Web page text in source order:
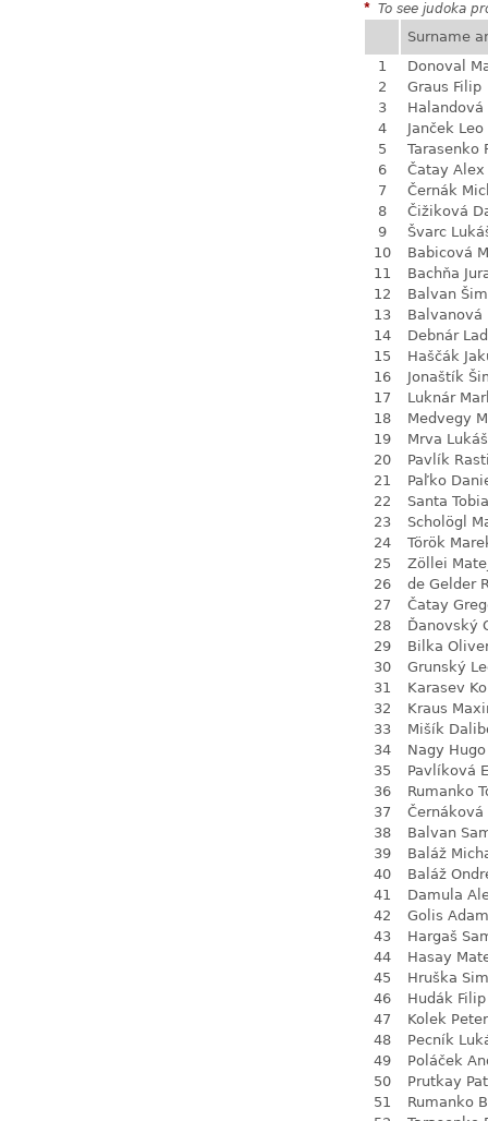
* To see judoka
Surname
1
Donoval
2
Graus Filip
3
Halandová
4
Janček Leo
5
Tarasenko
6
Čatay Alex
7
Černák
8
Čižiková
9
Švarc
10
Babicová
11
Bachňa
12
Balvan
13
Balvanová
14
Debnár
15
Haščák
16
Jonaštík
17
Luknár
18
Medvegy
19
Mrva Lukáš
20
Pavlík
21
Paľko
22
Santa
23
Scholögl
24
Török
25
Zöllei
26
de Gelder
27
Čatay
28
Ďanovský
29
Bilka
30
Grunský
31
Karasev
32
Kraus
33
Mišík
34
Nagy Hugo
35
Pavlíková
36
Rumanko
37
38
Balvan
39
Baláž
40
Baláž
41
Damula
42
Golis Adam
43
Hargaš
44
Hasay
45
Hruška
46
Hudák Filip
47
Kolek Peter
48
Pecník
49
Poláček
50
Prutkay
51
Rumanko